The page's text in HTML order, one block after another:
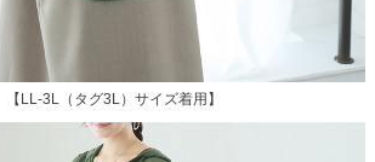
LL-3L（タグ3L）サイズ着用】